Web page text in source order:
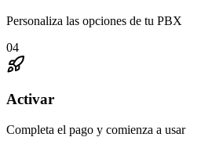
Personaliza las opciones de tu PBX
04
Activar
Completa el pago y comienza a usar